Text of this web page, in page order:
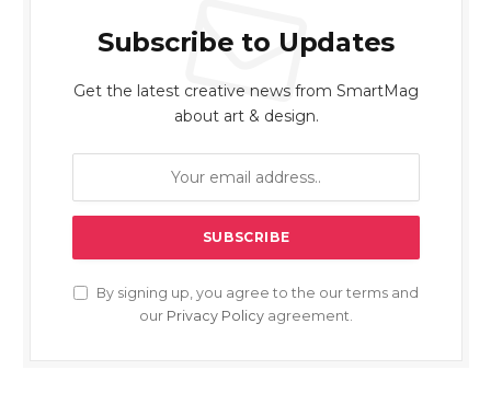
Subscribe to Updates
Get the latest creative news from SmartMag
about art & design.
By signing up, you agree to the our terms and
our Privacy Policy agreement.